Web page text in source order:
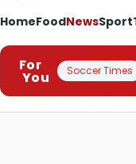
HomeFoodNewsSport
For
You Soccer Times